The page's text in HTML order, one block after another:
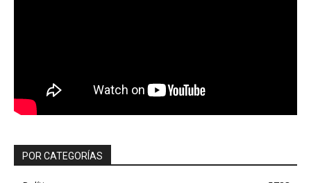
POR CATEGORÍAS